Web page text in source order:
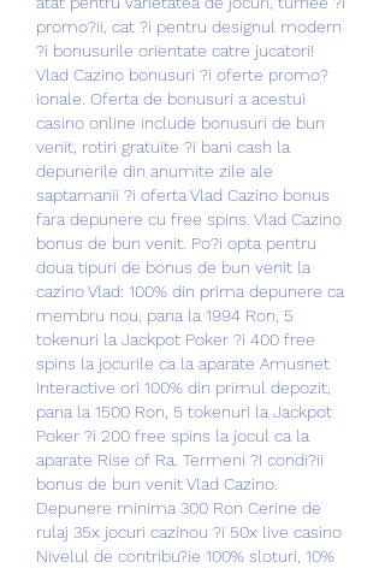
promo?ii, cat ?i pentru designul modern
?i bonusurile orientate catre jucatori!
Vlad Cazino bonusuri ?i oferte promo?
ionale. Oferta de bonusuri a acestui
casino online include bonusuri de bun
venit, rotiri gratuite ?i bani cash la
depunerile din anumite zile ale
saptamanii ?i oferta Vlad Cazino bonus
fara depunere cu free spins. Vlad Cazino
bonus de bun venit. Po?i opta pentru
doua tipuri de bonus de bun venit la
cazino Vlad: 100% din prima depunere ca
membru nou, pana la 1994 Ron, 5
tokenuri la Jackpot Poker ?i 400 free
spins la jocurile ca la aparate Amusnet
Interactive ori 100% din primul depozit,
pana la 1500 Ron, 5 tokenuri la Jackpot
Poker ?i 200 free spins la jocul ca la
aparate Rise of Ra. Termeni ?I condi?ii
bonus de bun venit Vlad Cazino.
Depunere minima 300 Ron Cerine de
rulaj 35x jocuri cazinou ?i 50x live casino
Nivelul de contribu?ie 100% sloturi, 10%